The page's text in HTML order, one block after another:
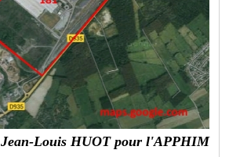
Jean-Louis HUOT pour l'APPHIM